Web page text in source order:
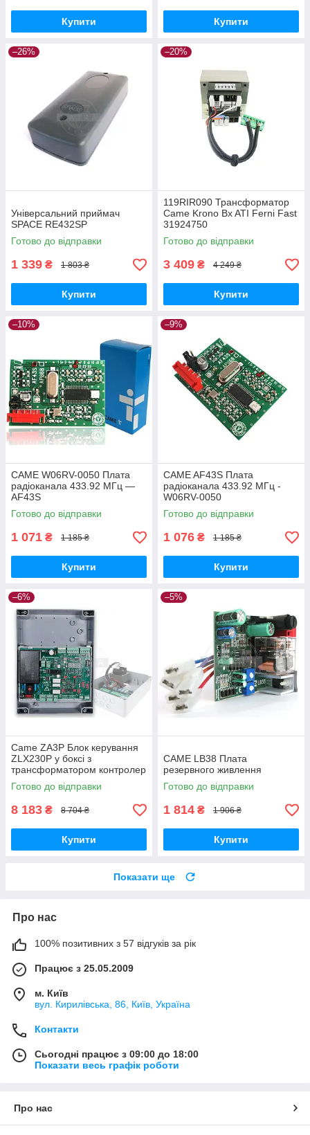
Купити Купити
–26%
Універсальний приймач
SPACE RE432SP
Готово до відправки
1 339 ₴ 1 803 ₴
Купити
–20%
119RIR090 Трансформатор
Came Krono Bx ATI Ferni Fast
31924750
Готово до відправки
3 409 ₴ 4 249 ₴
Купити
–10%
CAME W06RV-0050 Плата
радіоканала 433.92 МГц —
AF43S
Готово до відправки
1 071 ₴ 1 185 ₴
Купити
–9%
CAME AF43S Плата
радіоканала 433.92 МГц -
W06RV-0050
Готово до відправки
1 076 ₴ 1 185 ₴
Купити
–6%
Came ZA3P Блок керування
ZLX230P у боксі з
трансформатором контролер
для розпашних воріт
Готово до відправки
8 183 ₴ 8 704 ₴
Купити
–5%
CAME LB38 Плата
резервного живлення
Готово до відправки
1 814 ₴ 1 906 ₴
Купити
Показати ще
Про нас
100% позитивних з 57 відгуків за рік
Працює з 25.05.2009
м. Київ
вул. Кирилівська, 86, Київ, Україна
Контакти
Сьогодні працює з 09:00 до 18:00
Показати весь графік роботи
Про нас